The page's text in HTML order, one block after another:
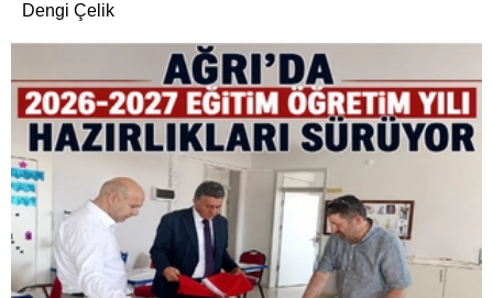
Dengi Çelik